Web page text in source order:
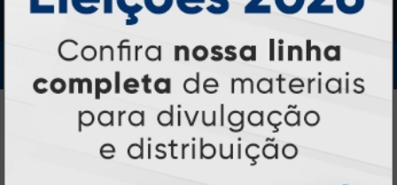
IMPRA INDUSTRIA GRAFICA LTDA | CNPJ: 28.045.354/0002-52
Atual Card © 2026. Todos os direitos reservados.
Atual Card: A Gráfica Pioneira em
Personalização Online